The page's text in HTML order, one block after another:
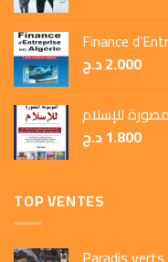
Finance
2.000د.ج
للإسلام
1.800د.ج
TOP VENTES